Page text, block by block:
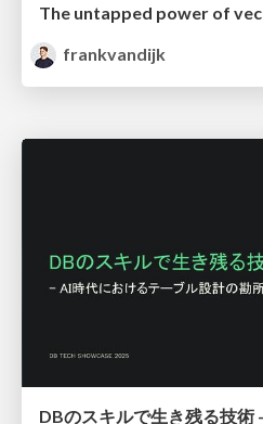
The untapped power of
frankvandijk